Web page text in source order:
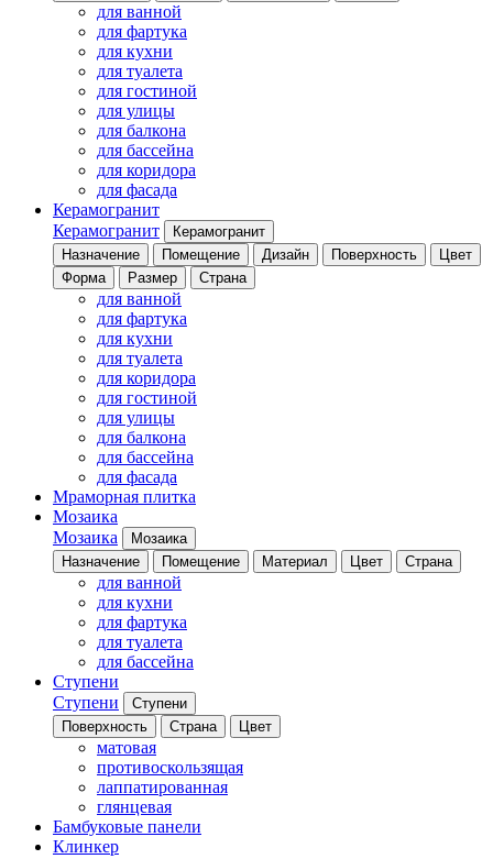
для ванной
для фартука
для кухни
для туалета
для гостиной
для улицы
для балкона
для бассейна
для коридора
для фасада
Керамогранит
Керамогранит
Керамогранит
Назначение
Помещение Дизайн Поверхность
Цвет
Форма
Размер Страна
для ванной
для фартука
для кухни
для туалета
для коридора
для гостиной
для улицы
для балкона
для бассейна
для фасада
Мраморная плитка
Мозаика
Мозаика
Мозаика
Назначение
Помещение Материал Цвет Страна
для ванной
для кухни
для фартука
для туалета
для бассейна
Ступени
Ступени
Ступени
Поверхность
Страна Цвет
матовая
противоскользящая
лаппатированная
глянцевая
Бамбуковые панели
Клинкер